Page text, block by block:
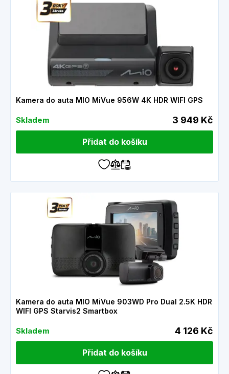
Kamera do auta MIO MiVue 956W 4K HDR WIFI GPS
Skladem 3 949 Kč
Přidat do košíku
Kamera do auta MIO MiVue 903WD Pro Dual 2.5K HDR
WIFI GPS Starvis2 Smartbox
Skladem 4 126 Kč
Přidat do košíku